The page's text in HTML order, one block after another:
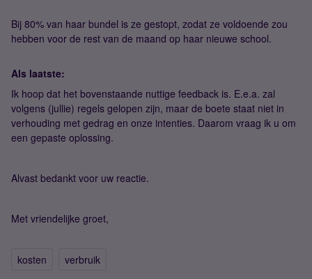
Bij 80% van haar bundel is ze gestopt, zodat ze voldoende zou
hebben voor de rest van de maand op haar nieuwe school.
Als laatste:
Ik hoop dat het bovenstaande nuttige feedback is. E.e.a. zal
volgens (jullie) regels gelopen zijn, maar de boete staat niet in
verhouding met gedrag en onze intenties. Daarom vraag ik u om
een gepaste oplossing.
Alvast bedankt voor uw reactie.
Met vriendelijke groet,
kosten verbruik